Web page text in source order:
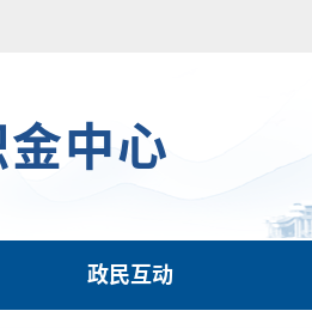
中心
政民互动